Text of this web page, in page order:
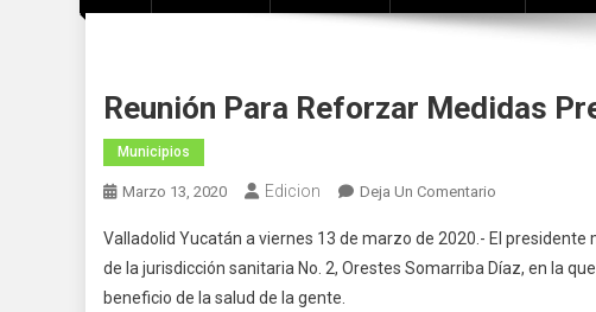
Reunión Para Reforzar Medidas
Municipios
Marzo 13, 2020 Edicion Deja Un Comentario
Para
Reforzar
Valladolid Yucatán a viernes 13 de marzo de 2020.- El
de la jurisdicción sanitaria No. 2, Orestes Somarriba Díaz, en la
beneficio de la salud de la gente.